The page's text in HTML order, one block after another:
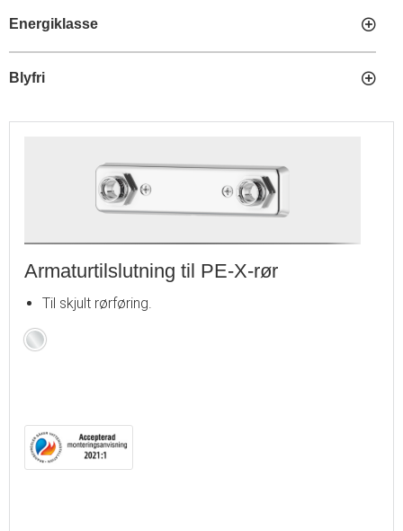
Energiklasse
Blyfri
Armaturtilslutning til PE-X-rør
Til skjult rørføring.
Krom